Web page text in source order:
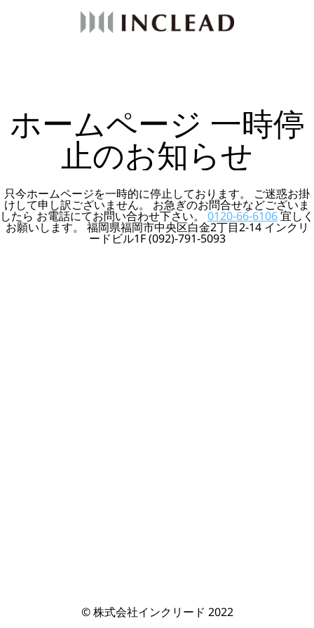
ホームページ 一時停
止のお知らせ
只今ホームページを一時的に停止しております。 ご迷惑お掛
けして申し訳ございません。 お急ぎのお問合せなどございま
したら お電話にてお問い合わせ下さい。0120-66-6106宜しく
お願いします。 福岡県福岡市中央区白金2丁目2-14 インクリ
ードビル1F (092)-791-5093
© 株式会社インクリード 2022